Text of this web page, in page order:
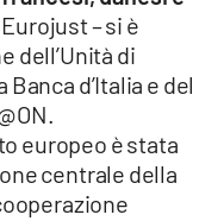
– si è
dell’Unità di
d’Italia e del
europeo è stata
centrale della